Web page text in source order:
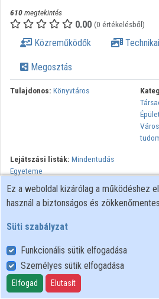
Intézmények
Közreműködők
610megtekintés
0.00 (0 értékelésből)
Közreműködők
Megosztás
Tulajdonos: Könyvtáros
Lejátszási listák: Mindentudás
Egyeteme
Életünk számtalan térben zajlik. A
észrevétlenül is meghatározzák
megítélése sokat változott az elmúlt
csak építészeti probléma, hanem egy
fogalom, amely kapcsolatot teremt az
a pszichológia, a földrajz és a
konkrét példája a városi tér, amely a
Ez a weboldal kizárólag a működéshez
használ a biztonságos és
Süti szabályzat
Funkcionális sütik elfogadása
Személyes sütik elfogadása
Elfogad Elutasít